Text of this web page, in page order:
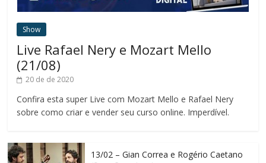
Show
Live Rafael Nery e Mozart Mello
(21/08)
20 de de 2020
Confira esta super Live com Mozart Mello e Rafael Nery
sobre como criar e vender seu curso online. Imperdível.
13/02 – Gian Correa e Rogério Caetano